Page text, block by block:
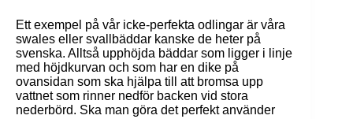
Ett exempel på vår icke-perfekta odlingar är våra
swales eller svallbäddar kanske de heter på
svenska. Alltså upphöjda bäddar som ligger i linje
med höjdkurvan och som har en dike på
ovansidan som ska hjälpa till att bromsa upp
vattnet som rinner nedför backen vid stora
nederbörd. Ska man göra det perfekt använder